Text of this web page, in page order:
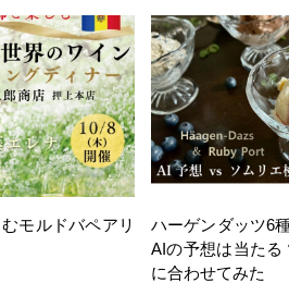
モルドバペアリ
ハーゲンダッツ6
AIの予想は当た
に合わせてみた